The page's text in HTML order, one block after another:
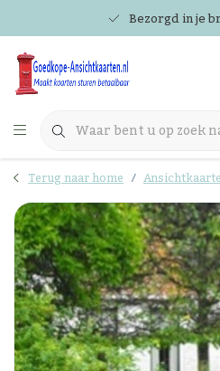
Bezorgd in je
Terug naar home